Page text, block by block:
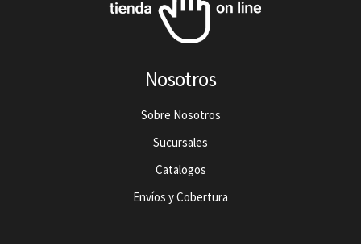
Nosotros
Sobre Nosotros
Sucursales
Catalogos
Envíos y Cobertura